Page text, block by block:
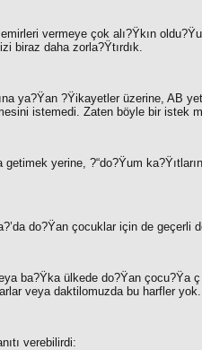
vermeye çok alı?Ÿkın
biraz daha zorla?Ÿtırdık.
ya?Ÿan ?Ÿikayetler üzerine, AB
istemedi. Zaten böyle bir istek
getimek yerine, ?“do?Ÿum
do?Ÿan çocuklar için de geçerli
ba?Ÿka ülkede do?Ÿan çocu?Ÿa
veya daktilomuzda bu harfler
verebilirdi: